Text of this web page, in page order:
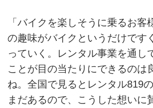
「バイクを楽しそうに乗るお客
の趣味がバイクというだけです
っていく。レンタル事業を通し
ことが目の当たりにできるのは
ね。全国で見るとレンタル819
まだあるので、こうした想いに